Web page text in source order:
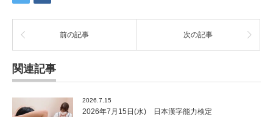
前の記事 次の記事
関連記事
2026.7.15
2026年7月15日(水) 日本漢字能力検定